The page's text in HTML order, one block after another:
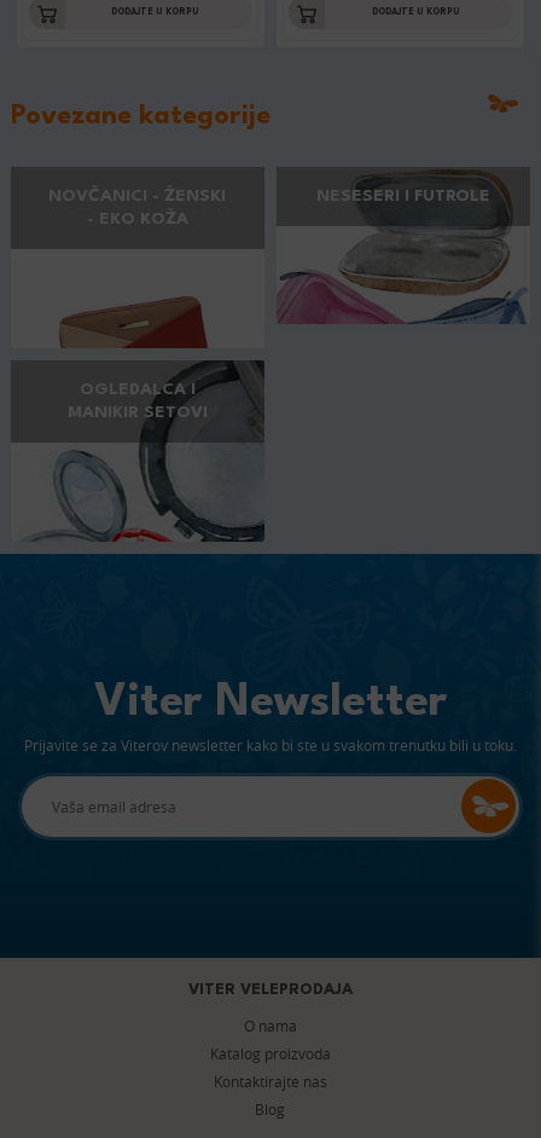
DODAJTE U KORPU DODAJTE U KORPU
Povezane kategorije
NOVČANICI - ŽENSKI
- EKO KOŽA
NESESERI I FUTROLE
OGLEDALCA I
MANIKIR SETOVI
Viter Newsletter
Prijavite se za Viterov newsletter kako bi ste u svakom trenutku bili u toku.
VITER VELEPRODAJA
O nama
Katalog proizvoda
Kontaktirajte nas
Blog